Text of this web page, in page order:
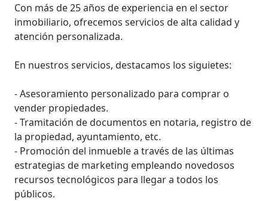
Con más de 25 años de experiencia en el sector
inmobiliario, ofrecemos servicios de alta calidad y
atención personalizada.
En nuestros servicios, destacamos los siguietes:
- Asesoramiento personalizado para comprar o
vender propiedades.
- Tramitación de documentos en notaria, registro de
la propiedad, ayuntamiento, etc.
- Promoción del inmueble a través de las últimas
estrategias de marketing empleando novedosos
recursos tecnológicos para llegar a todos los
públicos.